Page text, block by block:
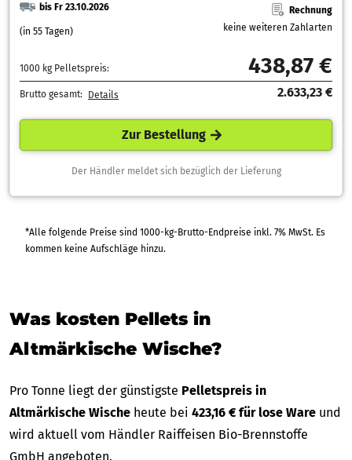
bis Fr 23.10.2026
(in 55 Tagen)
Rechnung
keine weiteren Zahlarten
1000 kg Pelletspreis: 438,87 €
Brutto gesamt: Details 2.633,23 €
Zur Bestellung
Der Händler meldet sich bezüglich der Lieferung
*Alle folgende Preise sind 1000-kg-Brutto-Endpreise inkl. 7% MwSt. Es
kommen keine Aufschläge hinzu.
Was kosten Pellets in
Altmärkische Wische?
Pro Tonne liegt der günstigste Pelletspreis in
Altmärkische Wische heute bei 423,16 € für lose Ware und
wird aktuell vom Händler Raiffeisen Bio-Brennstoffe
GmbH angeboten.